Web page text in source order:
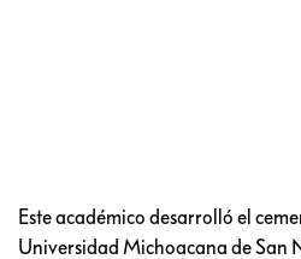
Este académico desarrolló el
Universidad Michoacana de San